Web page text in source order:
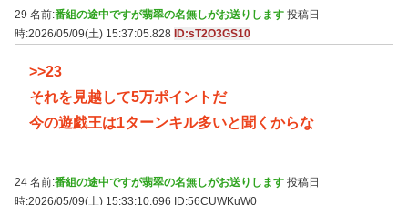
29 名前:番組の途中ですが翡翠の名無しがお送りします 投稿日
時:2026/05/09(土) 15:37:05.828 ID:sT2O3GS10
>>23
それを見越して5万ポイントだ
今の遊戯王は1ターンキル多いと聞くからな
24 名前:番組の途中ですが翡翠の名無しがお送りします 投稿日
時:2026/05/09(土) 15:33:10.696
ID:56CUWKuW0